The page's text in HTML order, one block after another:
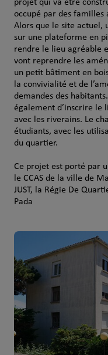
projet qui va être
occupé par des familles
Alors que le site actuel,
sur une plateforme en
rendre le lieu agréable
vont reprendre les
un petit bâtiment en
la convivialité et de
demandes des
également d’inscrire le
avec les riverains. Le
étudiants, avec les
du quartier.
Ce projet est porté par
le CCAS de la ville de
JUST, la Régie De
Pada